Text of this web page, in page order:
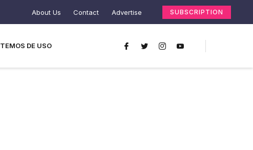
About Us Contact Advertise SUBSCRIPTION
TEMOS DE USO